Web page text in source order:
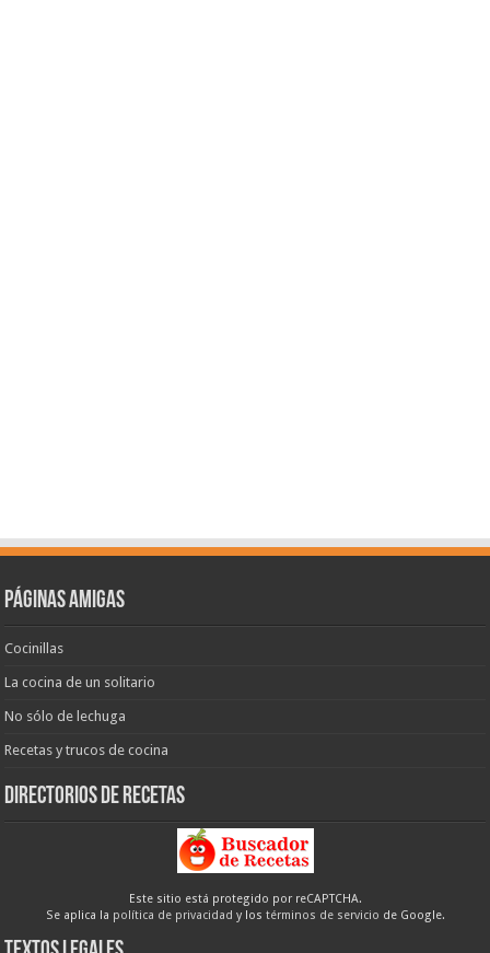
Páginas amigas
Cocinillas
La cocina de un solitario
No sólo de lechuga
Recetas y trucos de cocina
Directorios de recetas
Este sitio está protegido por reCAPTCHA.
Se aplica la política de privacidad y los términos de servicio de Google.